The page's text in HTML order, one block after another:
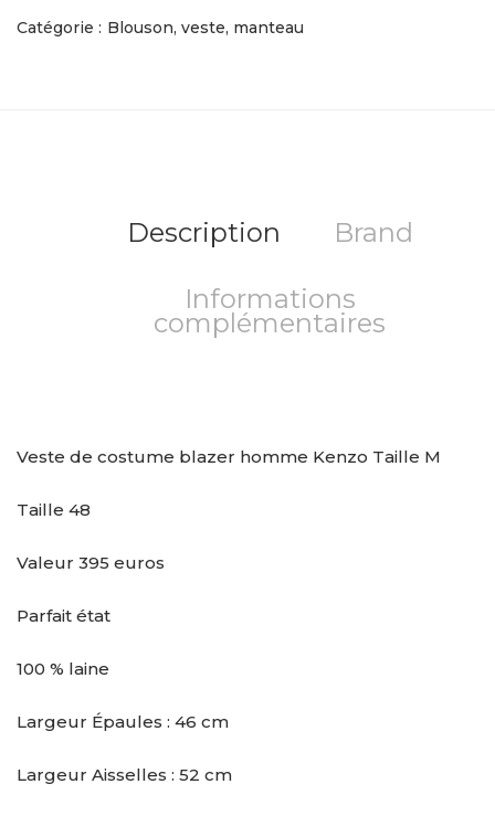
Catégorie : Blouson, veste, manteau
Description Brand
Informations
complémentaires
Veste de costume blazer homme Kenzo Taille M
Taille 48
Valeur 395 euros
Parfait état
100 % laine
Largeur Épaules : 46 cm
Largeur Aisselles : 52 cm